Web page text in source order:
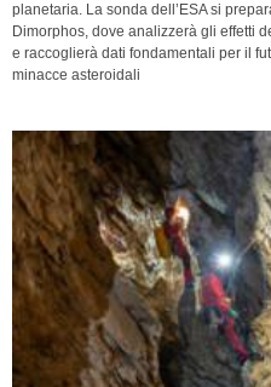
planetaria. La sonda dell’ESA si
Dimorphos, dove analizzerà gli effetti
e raccoglierà dati fondamentali per il
minacce asteroidali